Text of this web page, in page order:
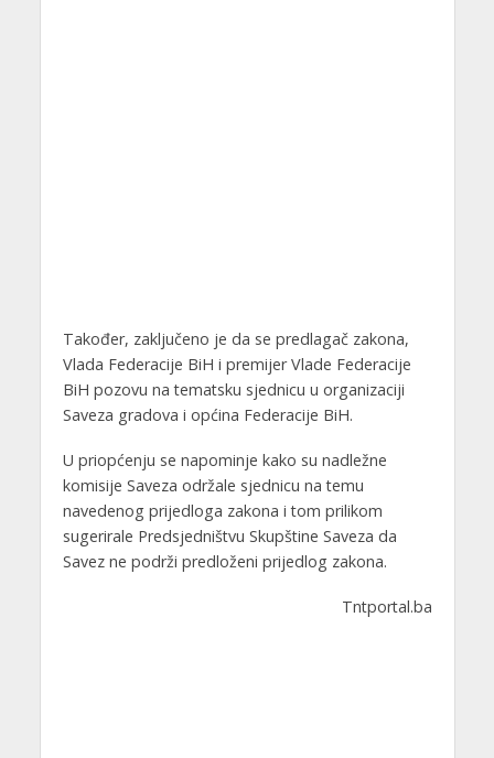
Također, zaključeno je da se predlagač zakona,
Vlada Federacije BiH i premijer Vlade Federacije
BiH pozovu na tematsku sjednicu u organizaciji
Saveza gradova i općina Federacije BiH.
U priopćenju se napominje kako su nadležne
komisije Saveza održale sjednicu na temu
navedenog prijedloga zakona i tom prilikom
sugerirale Predsjedništvu Skupštine Saveza da
Savez ne podrži predloženi prijedlog zakona.
Tntportal.ba